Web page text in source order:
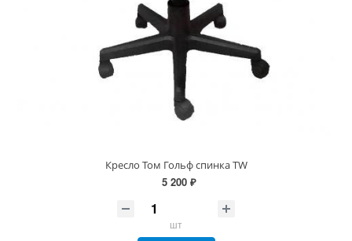
Кресло Том Гольф спинка TW
5 200 ₽
шт